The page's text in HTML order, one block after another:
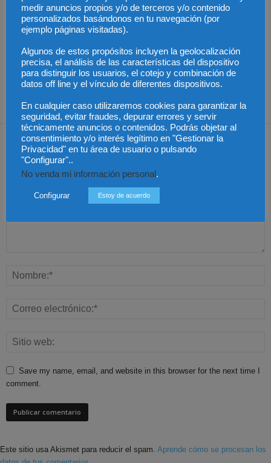
AGM Abogados refuerza
su presencia en
con nuevos
reconocimientos y
mejoras en sus
clasificaciones
“Claves jurídicas de la
actualidad” para aportar
rigor jurídico a los
grandes debates
sociales
avala el despido
objetivo por ineptitud
sobrevenida pese a la
denegación de
incapacidad
permanente
Dejar una respuesta
Save my name, email, and website in this browser for the next time I
comment.
Este sitio usa Akismet para reducir el spam. Aprende cómo se procesan los
medir anuncios propios y/o de terceros y/o contenido
personalizados basándonos en tu navegación (por
ejemplo páginas visitadas).
Algunos de estos propósitos incluyen la geolocalización
precisa, el análisis de las características del dispositivo
para distinguir los usuarios, el cotejo y combinación de
datos off line y el vínculo de diferentes dispositivos.
En cualquier caso utilizaremos cookies para garantizar la
seguridad, evitar fraudes, depurar errores y servir
técnicamente anuncios o contenidos. Podrás objetar al
consentimiento y/o interés legítimo en "Gestionar la
Privacidad" en tu área de usuario o pulsando
"Configurar"..
No venda mi información personal .
Configurar Estoy de acuerdo